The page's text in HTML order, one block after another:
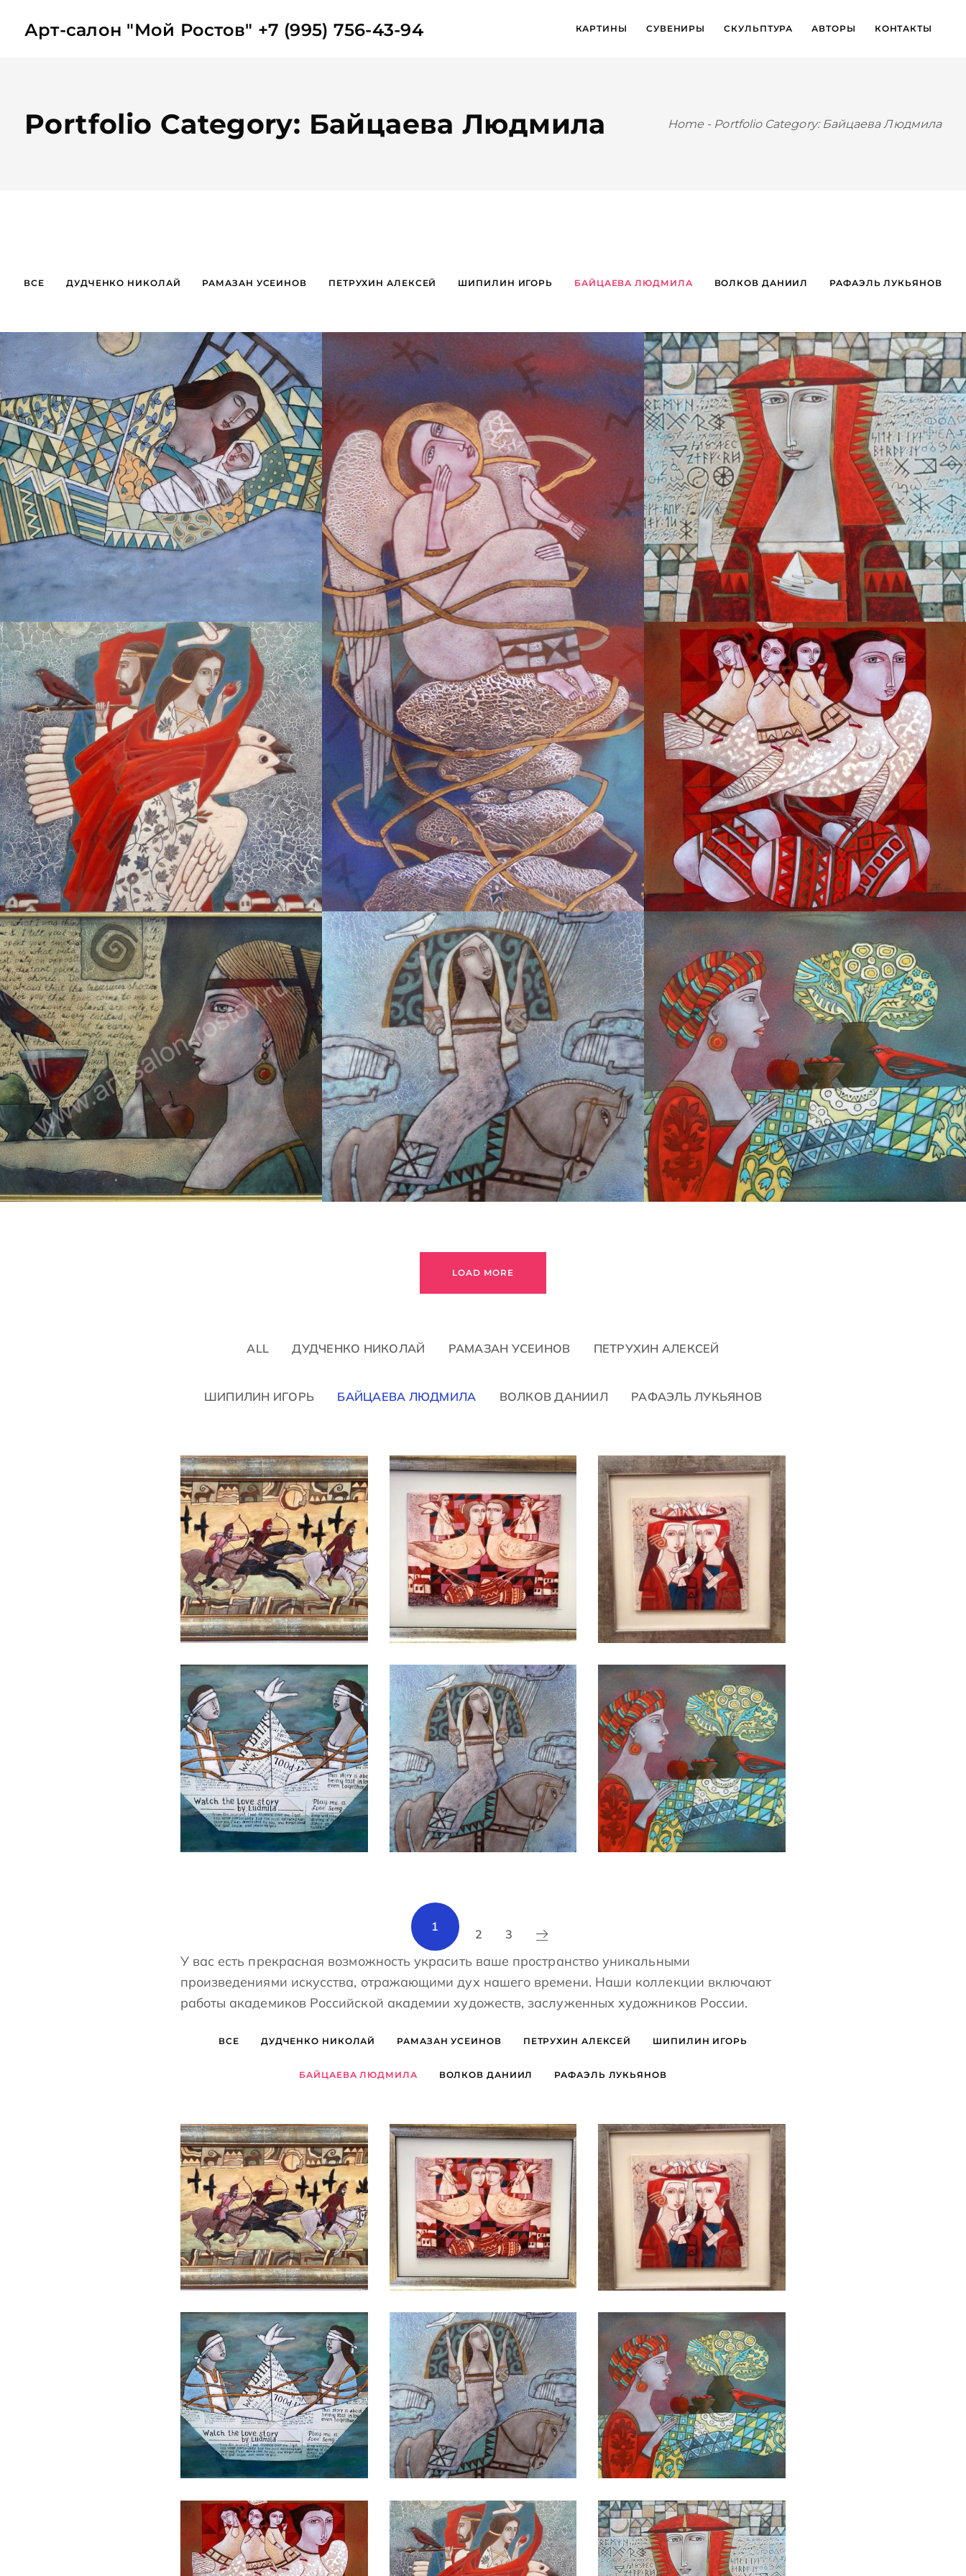
Арт-салон "Мой Ростов" +7 (995) 756-43-94 КАРТИНЫ СУВЕНИРЫ СКУЛЬПТУРА АВТОРЫ КОНТАКТЫ
Portfolio Category: Байцаева Людмила Home - Portfolio Category: Байцаева Людмила
ВСЕ ДУДЧЕНКО НИКОЛАЙ РАМАЗАН УСЕИНОВ ПЕТРУХИН АЛЕКСЕЙ ШИПИЛИН ИГОРЬ БАЙЦАЕВА ЛЮДМИЛА ВОЛКОВ ДАНИИЛ РАФАЭЛЬ ЛУКЬЯНОВ
БАЙЦАЕВА ЛЮДМИЛА
БАЙЦАЕВА ЛЮДМИЛА
БАЙЦАЕВА ЛЮДМИЛА
БАЙЦАЕВА ЛЮДМИЛА БАЙЦАЕВА ЛЮДМИЛА
БАЙЦАЕВА ЛЮДМИЛА БАЙЦАЕВА ЛЮДМИЛА
БАЙЦАЕВА ЛЮДМИЛА
LOAD MORE
ALL ДУДЧЕНКО НИКОЛАЙ РАМАЗАН УСЕИНОВ ПЕТРУХИН АЛЕКСЕЙ
ШИПИЛИН ИГОРЬ БАЙЦАЕВА ЛЮДМИЛА ВОЛКОВ ДАНИИЛ РАФАЭЛЬ ЛУКЬЯНОВ
БАЙЦАЕВА ЛЮДМИЛА БАЙЦАЕВА ЛЮДМИЛА БАЙЦАЕВА ЛЮДМИЛА
БАЙЦАЕВА ЛЮДМИЛА
1
2 3
У вас есть прекрасная возможность украсить ваше пространство уникальными
произведениями искусства, отражающими дух нашего времени. Наши коллекции включают
работы академиков Российской академии художеств, заслуженных художников России.
ВСЕ ДУДЧЕНКО НИКОЛАЙ РАМАЗАН УСЕИНОВ ПЕТРУХИН АЛЕКСЕЙ ШИПИЛИН ИГОРЬ
БАЙЦАЕВА ЛЮДМИЛА ВОЛКОВ ДАНИИЛ РАФАЭЛЬ ЛУКЬЯНОВ
БАЙЦАЕВА ЛЮДМИЛА БАЙЦАЕВА ЛЮДМИЛА БАЙЦАЕВА ЛЮДМИЛА
БАЙЦАЕВА ЛЮДМИЛА
БАЙЦАЕВА ЛЮДМИЛА
БАЙЦАЕВА ЛЮДМИЛА